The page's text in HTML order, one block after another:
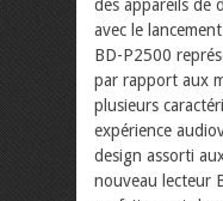
des appareils de
avec le
BD-P2500
par rapport aux
plusieurs
expérience
design assorti
nouveau lecteur